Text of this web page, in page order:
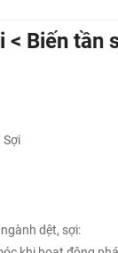
Biến tần
dệt, sợi: